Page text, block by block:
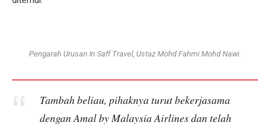
Pengarah Urusan In Saff Travel, Ustaz Mohd Fahmi Mohd Nawi.
Tambah beliau, pihaknya turut bekerjasama
dengan Amal by Malaysia Airlines dan telah